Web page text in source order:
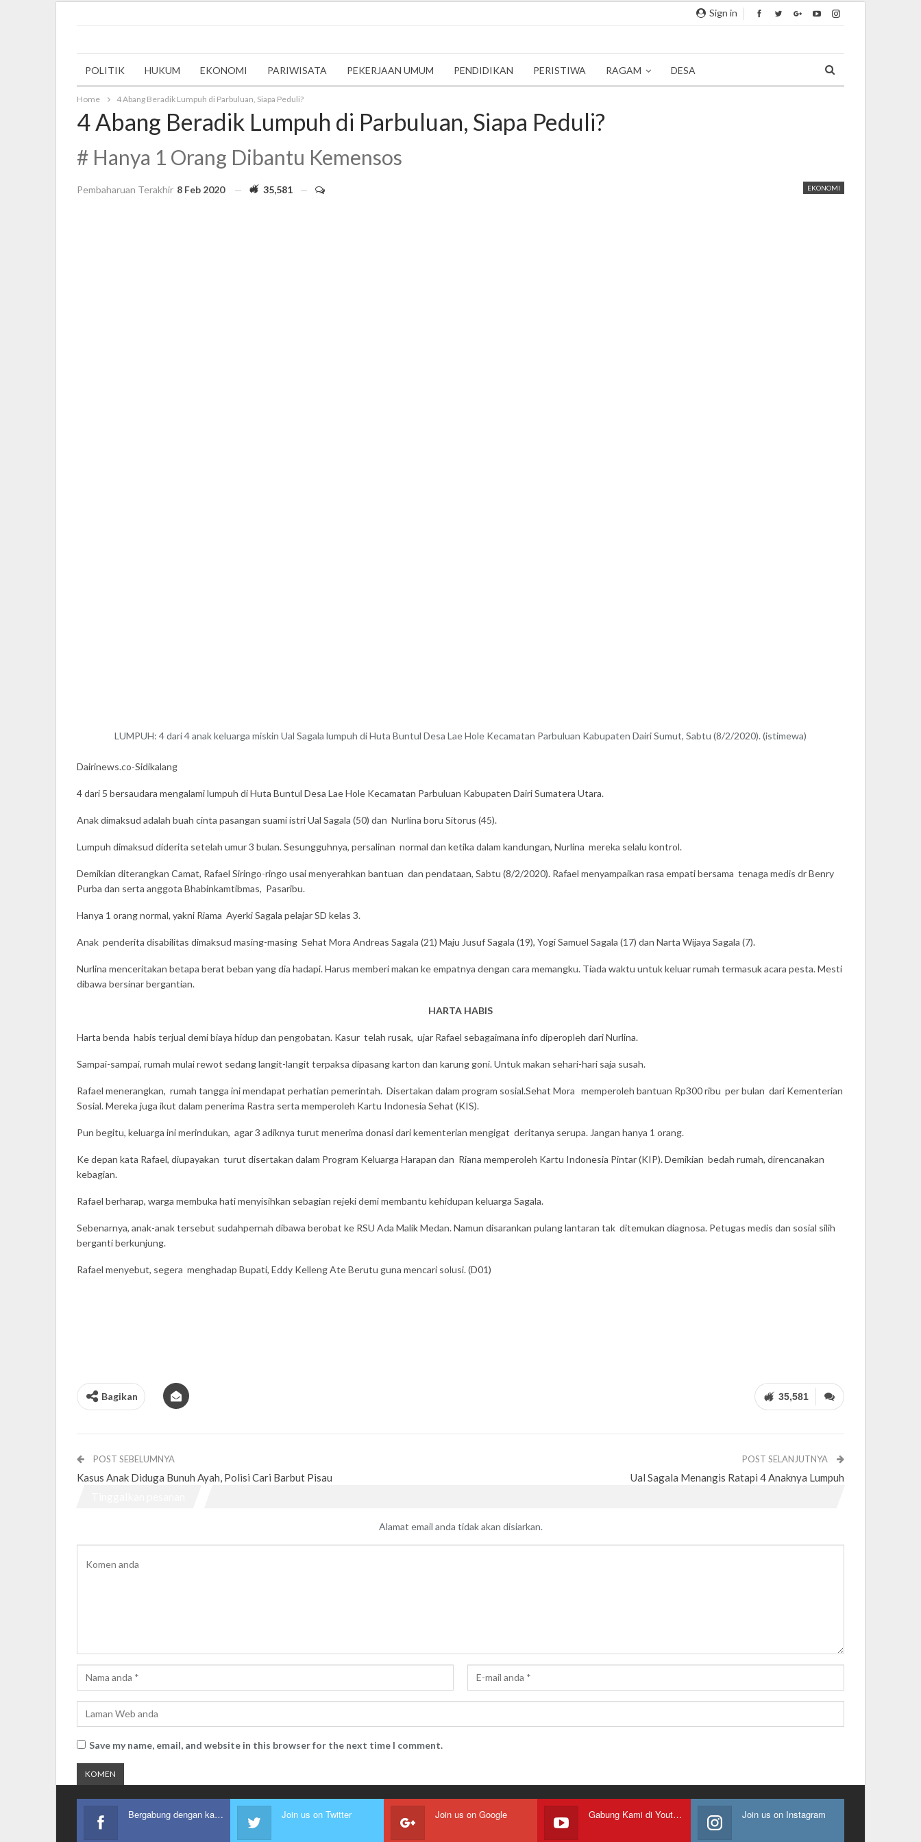
Sign in
POLITIK HUKUM EKONOMI PARIWISATA PEKERJAAN UMUM PENDIDIKAN PERISTIWA RAGAM DESA
Home 4 Abang Beradik Lumpuh di Parbuluan, Siapa Peduli?
4 Abang Beradik Lumpuh di Parbuluan, Siapa Peduli?
# Hanya 1 Orang Dibantu Kemensos
EKONOMI
Pembaharuan Terakhir 8 Feb 2020 35,581
LUMPUH: 4 dari 4 anak keluarga miskin Ual Sagala lumpuh di Huta Buntul Desa Lae Hole Kecamatan Parbuluan Kabupaten Dairi Sumut, Sabtu (8/2/2020). (istimewa)
Dairinews.co-Sidikalang
4 dari 5 bersaudara mengalami lumpuh di Huta Buntul Desa Lae Hole Kecamatan Parbuluan Kabupaten Dairi Sumatera Utara.
Anak dimaksud adalah buah cinta pasangan suami istri Ual Sagala (50) dan Nurlina boru Sitorus (45).
Lumpuh dimaksud diderita setelah umur 3 bulan. Sesungguhnya, persalinan normal dan ketika dalam kandungan, Nurlina mereka selalu kontrol.
Demikian diterangkan Camat, Rafael Siringo-ringo usai menyerahkan bantuan dan pendataan, Sabtu (8/2/2020). Rafael menyampaikan rasa empati bersama tenaga medis dr Benry
Purba dan serta anggota Bhabinkamtibmas, Pasaribu.
Hanya 1 orang normal, yakni Riama Ayerki Sagala pelajar SD kelas 3.
Anak penderita disabilitas dimaksud masing-masing Sehat Mora Andreas Sagala (21) Maju Jusuf Sagala (19), Yogi Samuel Sagala (17) dan Narta Wijaya Sagala (7).
Nurlina menceritakan betapa berat beban yang dia hadapi. Harus memberi makan ke empatnya dengan cara memangku. Tiada waktu untuk keluar rumah termasuk acara pesta. Mesti
dibawa bersinar bergantian.
HARTA HABIS
Harta benda habis terjual demi biaya hidup dan pengobatan. Kasur telah rusak, ujar Rafael sebagaimana info diperopleh dari Nurlina.
Sampai-sampai, rumah mulai rewot sedang langit-langit terpaksa dipasang karton dan karung goni. Untuk makan sehari-hari saja susah.
Rafael menerangkan, rumah tangga ini mendapat perhatian pemerintah. Disertakan dalam program sosial.Sehat Mora memperoleh bantuan Rp300 ribu per bulan dari Kementerian
Sosial. Mereka juga ikut dalam penerima Rastra serta memperoleh Kartu Indonesia Sehat (KIS).
Pun begitu, keluarga ini merindukan, agar 3 adiknya turut menerima donasi dari kementerian mengigat deritanya serupa. Jangan hanya 1 orang.
Ke depan kata Rafael, diupayakan turut disertakan dalam Program Keluarga Harapan dan Riana memperoleh Kartu Indonesia Pintar (KIP). Demikian bedah rumah, direncanakan
kebagian.
Rafael berharap, warga membuka hati menyisihkan sebagian rejeki demi membantu kehidupan keluarga Sagala.
Sebenarnya, anak-anak tersebut sudahpernah dibawa berobat ke RSU Ada Malik Medan. Namun disarankan pulang lantaran tak ditemukan diagnosa. Petugas medis dan sosial silih
berganti berkunjung.
Rafael menyebut, segera menghadap Bupati, Eddy Kelleng Ate Berutu guna mencari solusi. (D01)
35,581
Bagikan
POST SEBELUMNYA
Kasus Anak Diduga Bunuh Ayah, Polisi Cari Barbut Pisau
POST SELANJUTNYA
Ual Sagala Menangis Ratapi 4 Anaknya Lumpuh
Alamat email anda tidak akan disiarkan.
Save my name, email, and website in this browser for the next time I comment.
Bergabung dengan kami Join us on Twitter Join us on Google Gabung Kami di Youtube Join us on Instagram